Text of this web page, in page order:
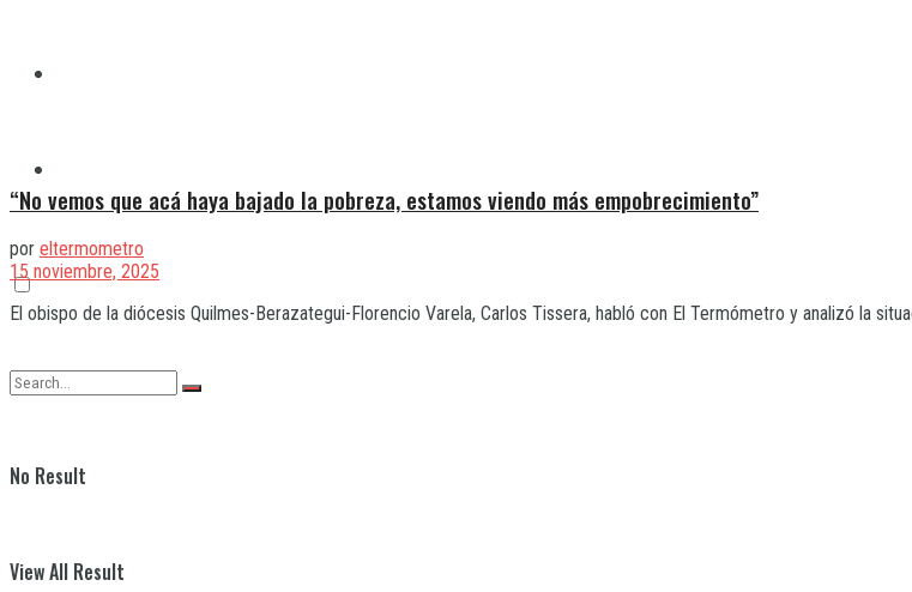
No Result
View All Result
“No vemos que acá haya bajado la pobreza, estamos viendo más empobrecimiento”
por eltermometro
15 noviembre, 2025
El obispo de la diócesis Quilmes-Berazategui-Florencio Varela, Carlos Tissera, habló con El Termómetro y analizó la